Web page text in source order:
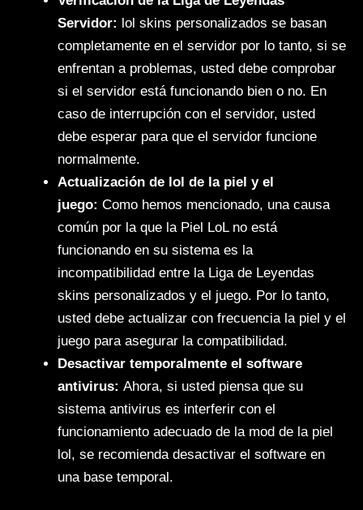
Servidor: lol skins personalizados se basan
completamente en el servidor por lo tanto, si se
enfrentan a problemas, usted debe comprobar
si el servidor está funcionando bien o no. En
caso de interrupción con el servidor, usted
debe esperar para que el servidor funcione
normalmente.
Actualización de lol de la piel y el
juego: Como hemos mencionado, una causa
común por la que la Piel LoL no está
funcionando en su sistema es la
incompatibilidad entre la Liga de Leyendas
skins personalizados y el juego. Por lo tanto,
usted debe actualizar con frecuencia la piel y el
juego para asegurar la compatibilidad.
Desactivar temporalmente el software
antivirus: Ahora, si usted piensa que su
sistema antivirus es interferir con el
funcionamiento adecuado de la mod de la piel
lol, se recomienda desactivar el software en
una base temporal.